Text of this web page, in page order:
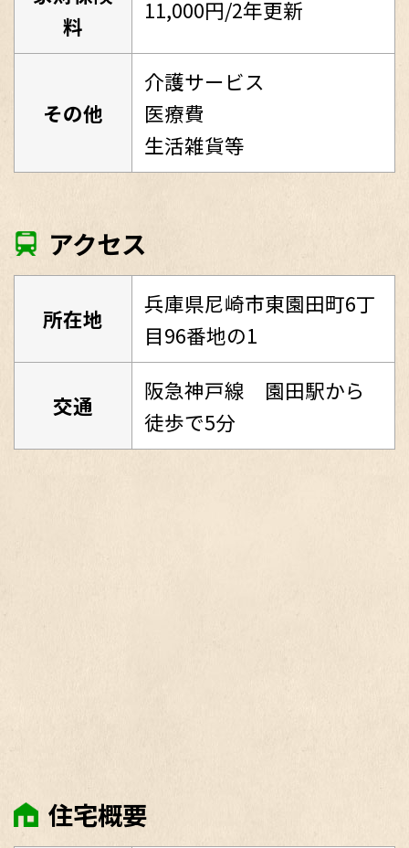
料
11,000円/2年更新
その他
介護サービス
医療費
生活雑貨等
アクセス
所在地
兵庫県尼崎市東園田町6丁
目96番地の1
交通
阪急神戸線 園田駅から
徒歩で5分
住宅概要